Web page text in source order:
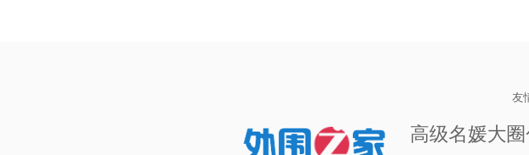
友
高级名媛大